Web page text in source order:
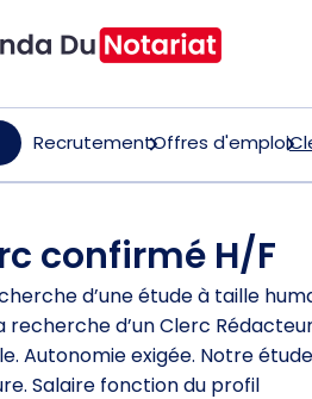
RecrutementOffres d'emploi
confirmé H/F
d’une étude à taille
recherche d’un Clerc
Autonomie exigée. Notre
Salaire fonction du profil